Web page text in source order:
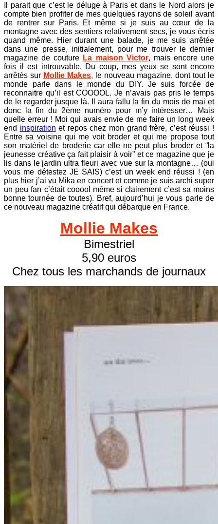
Il parait que c’est le déluge à Paris et dans le Nord alors je
compte bien profiter de mes quelques rayons de soleil avant
de rentrer sur Paris. Et même si je suis au cœur de la
montagne avec des sentiers relativement secs, je vous écris
quand même. Hier durant une balade, je me suis arrêtée
dans une presse, initialement, pour me trouver le dernier
magazine de couture La maison Victor, mais encore une
fois il est introuvable. Du coup, mes yeux se sont encore
arrêtés sur Mollie Makes, le nouveau magazine, dont tout le
monde parle dans le monde du DIY. Je suis forcée de
reconnaitre qu’il est COOOOL. Je n’avais pas pris le temps
de le regarder jusque là. Il aura fallu la fin du mois de mai et
donc la fin du 2ème numéro pour m’y intéresser… Mais
quelle erreur ! Moi qui avais envie de me faire un long week
end inspiration et repos chez mon grand frère, c’est réussi !
Entre sa voisine qui me voit broder et qui me propose tout
son matériel de broderie car elle ne peut plus broder et “la
jeunesse créative ça fait plaisir à voir” et ce magazine que je
lis dans le jardin ultra fleuri avec vue sur la montagne… (oui
vous me détestez JE SAIS) c’est un week end réussi ! (en
plus hier j’ai vu Mika en concert et comme je suis archi super
un peu fan c’était cooool même si clairement c’est sa moins
bonne tournée de toutes). Bref, aujourd’hui je vous parle de
ce nouveau magazine créatif qui débarque en France.
Mollie Makes
Bimestriel
5,90 euros
Chez tous les marchands de journaux